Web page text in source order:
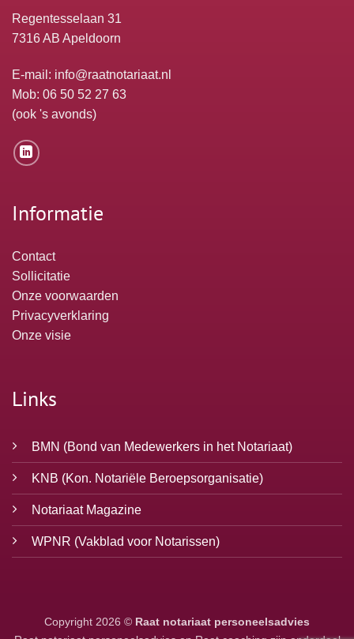
Regentesselaan 31
7316 AB Apeldoorn
E-mail: info@raatnotariaat.nl
Mob: 06 50 52 27 63
(ook 's avonds)
Informatie
Contact
Sollicitatie
Onze voorwaarden
Privacyverklaring
Onze visie
Links
BMN (Bond van Medewerkers in het Notariaat)
KNB (Kon. Notariële Beroepsorganisatie)
Notariaat Magazine
WPNR (Vakblad voor Notarissen)
Copyright 2026 © Raat notariaat personeelsadvies